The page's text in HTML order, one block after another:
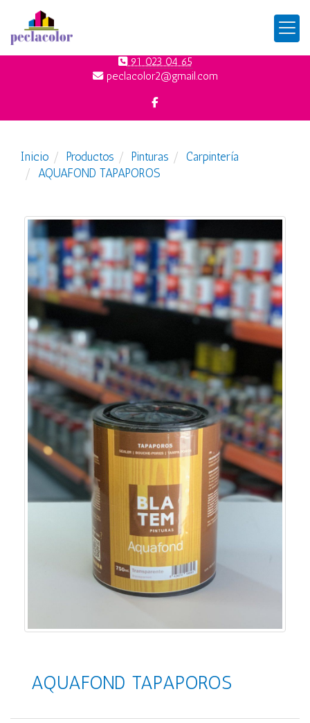
91 023 04 65
peclacolor2
gmail.com
Inicio Productos Pinturas
Carpintería
AQUAFOND TAPAPOROS
AQUAFOND TAPAPOROS